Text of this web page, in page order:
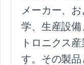
メーカー、
学、生産設
トロニクス
す。その製